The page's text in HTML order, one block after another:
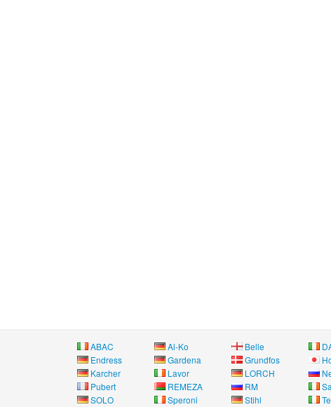
ABAC Al-Ko Belle
Endress
Gardena Grundfos
Karcher
Lavor LORCH
Pubert
REMEZA RM
SOLO
Speroni Stihl